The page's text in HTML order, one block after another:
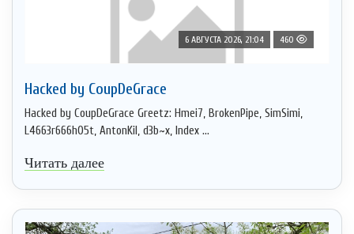
6 АВГУСТА 2026, 21:04 460
Hacked by CoupDeGrace
Hacked by CoupDeGrace Greetz: Hmei7, BrokenPipe, SimSimi,
L4663r666h05t, AntonKil, d3b~x, Index ...
Читать далее